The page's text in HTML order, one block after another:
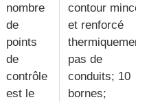
nombre
de
points
de
contrôle
est le
contour mince
et renforcé
thermiquement;
pas de
conduits; 10
bornes;